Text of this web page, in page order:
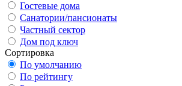
Гостевые дома
Санатории/пансионаты
Частный сектор
Дом под ключ
Сортировка
По умолчанию
По рейтингу